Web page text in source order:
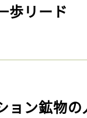
歩リード
ョン鉱物